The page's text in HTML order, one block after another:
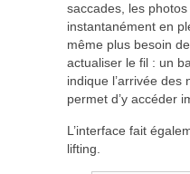
saccades, les photos
instantanément en
même plus besoin
actualiser le fil : un
indique l’arrivée des
permet d’y accéder
L’interface fait
lifting.